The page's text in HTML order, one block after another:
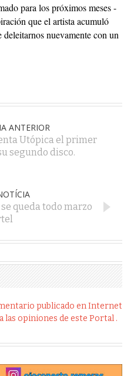
para los próximos meses -
que el artista acumuló
nuevamente con un
ANTERIOR
Utópica el primer
segundo disco.
queda todo marzo
publicado en Internet
las opiniones de este Portal .